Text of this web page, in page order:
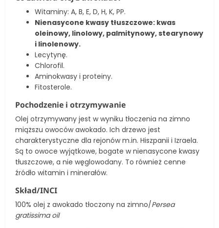
Witaminy: A, B, E, D, H, K, PP.
Nienasycone kwasy tłuszczowe: kwas
oleinowy, linolowy, palmitynowy, stearynowy
i linolenowy.
Lecytynę.
Chlorofil.
Aminokwasy i proteiny.
Fitosterole.
Pochodzenie i otrzymywanie
Olej otrzymywany jest w wyniku tłoczenia na zimno
miąższu owoców awokado. Ich drzewo jest
charakterystyczne dla rejonów m.in. Hiszpanii i Izraela.
Są to owoce wyjątkowe, bogate w nienasycone kwasy
tłuszczowe, a nie węglowodany. To również cenne
źródło witamin i minerałów.
Skład/INCI
100% olej z awokado tłoczony na zimno/Persea
gratissima oil